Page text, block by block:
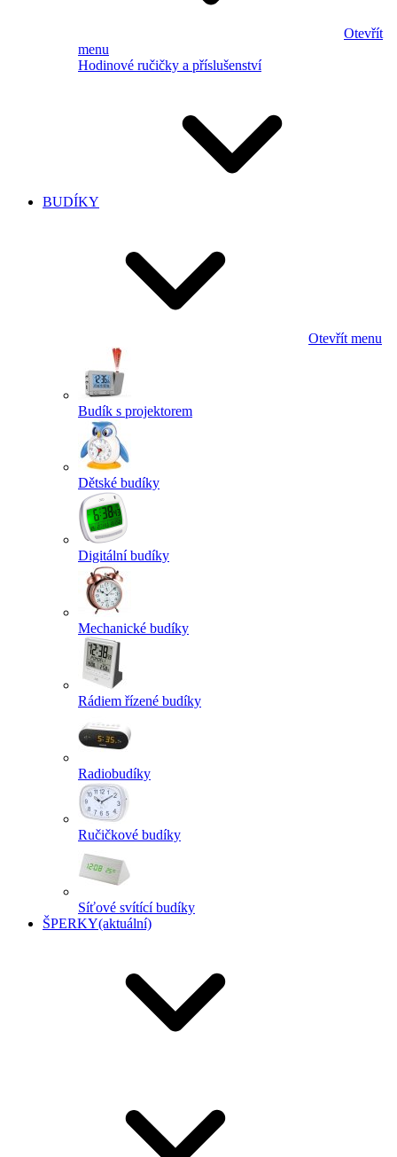
Otevřít
menu
Hodinové ručičky a příslušenství
BUDÍKY
Otevřít menu
Budík s projektorem
Dětské budíky
Digitální budíky
Mechanické budíky
Rádiem řízené budíky
Radiobudíky
Ručičkové budíky
Síťové svítící budíky
ŠPERKY(aktuální)